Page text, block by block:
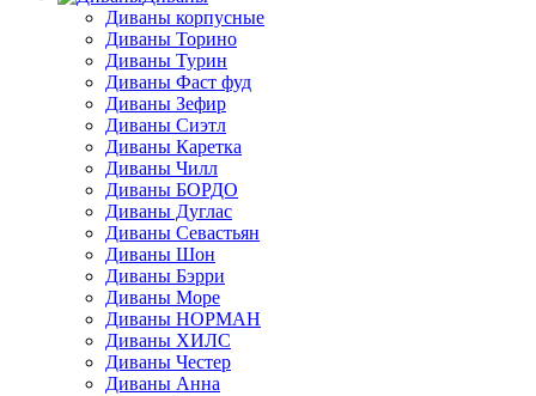
Диваны корпусные
Диваны Торино
Диваны Турин
Диваны Фаст фуд
Диваны Зефир
Диваны Сиэтл
Диваны Каретка
Диваны Чилл
Диваны БОРДО
Диваны Дуглас
Диваны Севастьян
Диваны Шон
Диваны Бэрри
Диваны Море
Диваны НОРМАН
Диваны ХИЛС
Диваны Честер
Диваны Анна